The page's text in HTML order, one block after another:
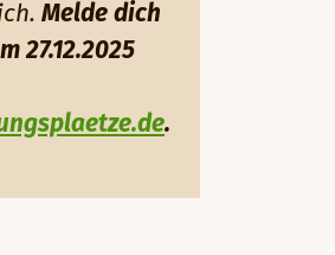
Melde dich
27.12.2025
.